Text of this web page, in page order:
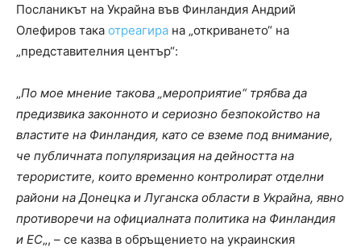
Посланикът на Украйна във Финландия Андрий
Олефиров така отреагира на „откриването“ на
„представителния център“:
„По мое мнение такова „мероприятие“ трябва да
предизвика законното и сериозно безпокойство на
властите на Финландия, като се вземе под внимание,
че публичната популяризация на дейността на
терористите, които временно контролират отделни
райони на Донецка и Луганска области в Украйна, явно
противоречи на официалната политика на Финландия
и ЕС„, – се казва в обръщението на украинския